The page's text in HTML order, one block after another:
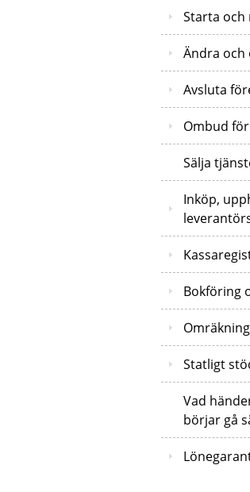
Starta och
Ändra och
Avsluta
Ombud
Sälja
Inköp,
Bokföring
Statligt
Vad
börjar gå